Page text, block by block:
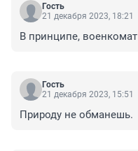
Гость
21 декабря 2023, 18:21
В принципе,
Гость
21 декабря 2023, 15:51
Природу не обманешь.